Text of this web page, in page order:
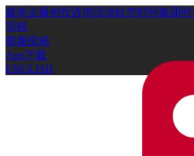
媒体企服创投咨询活动钛空时间集团时
写稿
视频投稿
App下载
ENGLISH